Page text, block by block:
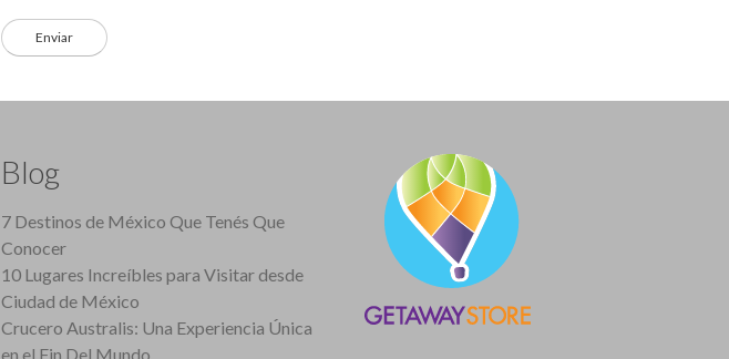
Blog
7 Destinos de México Que Tenés Que
Conocer
10 Lugares Increíbles para Visitar desde
Ciudad de México
Crucero Australis: Una Experiencia Única
en el Fin Del Mundo